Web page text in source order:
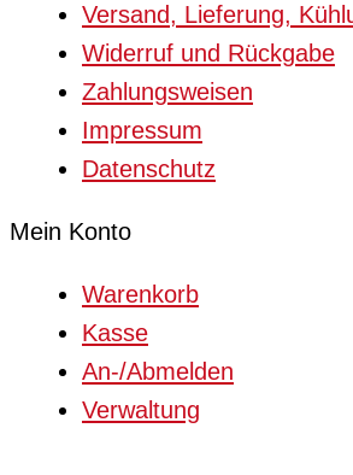
Versand, Lieferung,
Widerruf und Rückgabe
Zahlungsweisen
Impressum
Datenschutz
Mein Konto
Warenkorb
Kasse
An-/Abmelden
Verwaltung